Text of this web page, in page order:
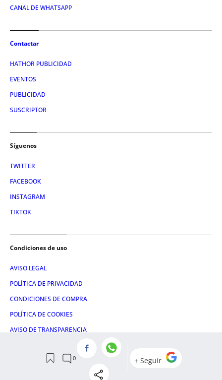
CANAL DE WHATSAPP
Contactar
HATHOR PUBLICIDAD
EVENTOS
PUBLICIDAD
SUSCRIPTOR
Síguenos
TWITTER
FACEBOOK
INSTAGRAM
TIKTOK
Condiciones de uso
AVISO LEGAL
POLÍTICA DE PRIVACIDAD
CONDICIONES DE COMPRA
POLÍTICA DE COOKIES
AVISO DE TRANSPARENCIA